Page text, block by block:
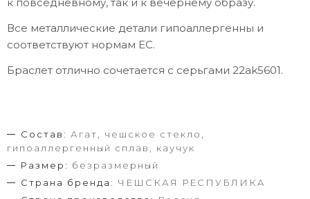
к повседневному, так и к вечернему образу.
Все металлические детали гипоаллергенны и
соответствуют нормам ЕС.
Браслет отлично сочетается с серьгами 22ak5601.
Состав: Агат, чешское стекло,
гипоаллергенный сплав, каучук
Размер: безразмерный
Страна бренда: ЧЕШСКАЯ РЕСПУБЛИКА